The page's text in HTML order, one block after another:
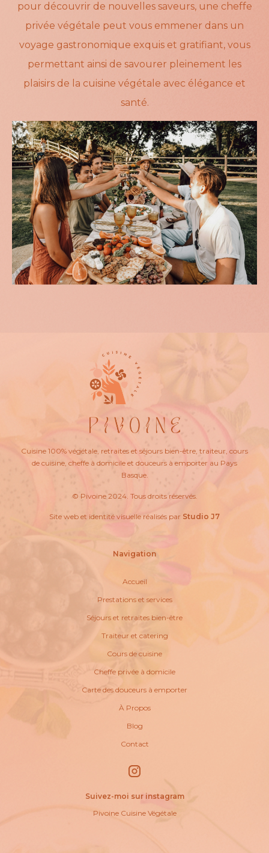
pour découvrir de nouvelles saveurs, une cheffe
privée végétale peut vous emmener dans un
voyage gastronomique exquis et gratifiant, vous
permettant ainsi de savourer pleinement les
plaisirs de la cuisine végétale avec élégance et
santé.
Cuisine 100% végétale, retraites et séjours bien-être, traiteur, cours
de cuisine, cheffe à domicile et douceurs à emporter au Pays
Basque.
© Pivoine 2024. Tous droits réservés.
Site web et identité visuelle réalisés par Studio J7
Navigation
Accueil
Prestations et services
Séjours et retraites bien-être
Traiteur et catering
Cours de cuisine
Cheffe privée à domicile
Carte des douceurs à emporter
À Propos
Blog
Contact
Suivez-moi sur instagram
Pivoine Cuisine Végétale